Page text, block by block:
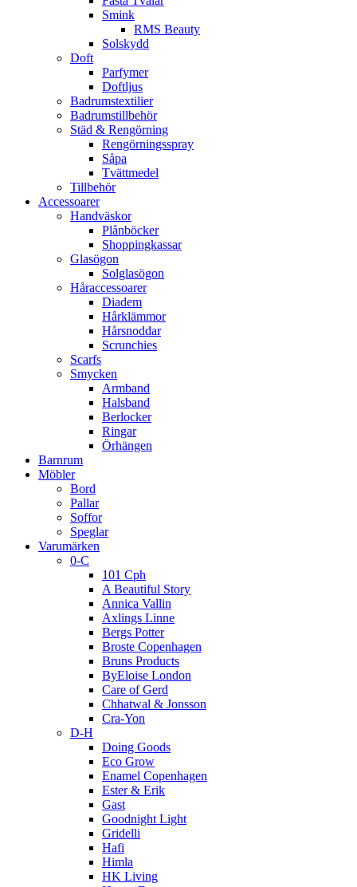
Smink
RMS Beauty
Solskydd
Doft
Parfymer
Doftljus
Badrumstextilier
Badrumstillbehör
Städ & Rengörning
Rengörningsspray
Såpa
Tvättmedel
Tillbehör
Accessoarer
Handväskor
Plånböcker
Shoppingkassar
Glasögon
Solglasögon
Håraccessoarer
Diadem
Hårklämmor
Hårsnoddar
Scrunchies
Scarfs
Smycken
Armband
Halsband
Berlocker
Ringar
Örhängen
Barnrum
Möbler
Bord
Pallar
Soffor
Speglar
Varumärken
0-C
101 Cph
A Beautiful Story
Annica Vallin
Axlings Linne
Bergs Potter
Broste Copenhagen
Bruns Products
ByEloise London
Care of Gerd
Chhatwal & Jonsson
Cra-Yon
D-H
Doing Goods
Eco Grow
Enamel Copenhagen
Ester & Erik
Gast
Goodnight Light
Gridelli
Hafi
Himla
HK Living